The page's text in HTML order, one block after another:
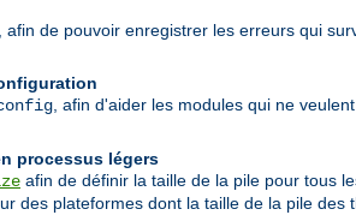
, afin de pouvoir enregistrer les erreurs qui
, afin d'aider les modules qui ne
processus légers
afin de définir la taille de la pile pour tous
des plateformes dont la taille de la pile des